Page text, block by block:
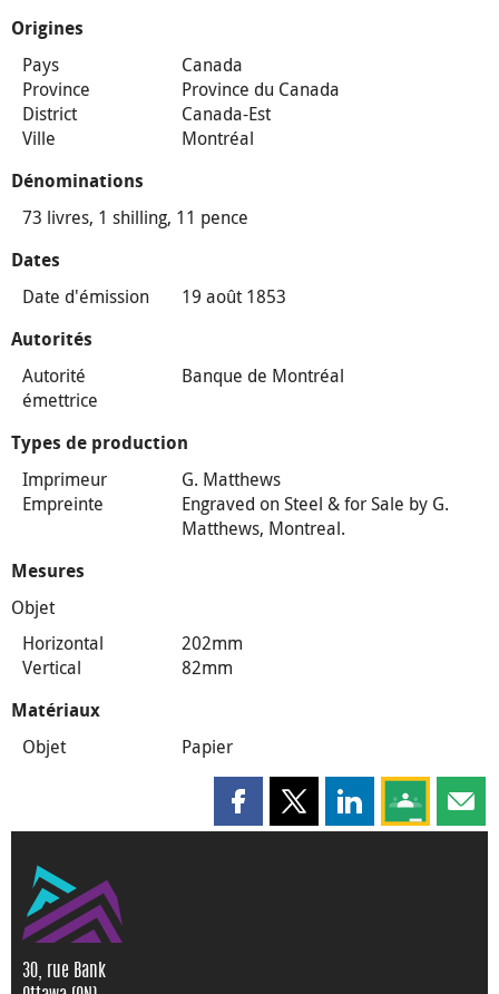
Origines
Pays
Canada
Province
Province du Canada
District
Canada-Est
Ville
Montréal
Dénominations
73 livres, 1 shilling, 11 pence
Dates
Date d'émission 19 août 1853
Autorités
Autorité
émettrice
Banque de Montréal
Types de production
Imprimeur
G. Matthews
Empreinte
Engraved on Steel & for Sale by G.
Matthews, Montreal.
Mesures
Objet
Horizontal
202mm
Vertical
82mm
Matériaux
Objet Papier
Partager cette page sur
Partager cette page sur X
Partager cette
Partagez
30, rue Bank